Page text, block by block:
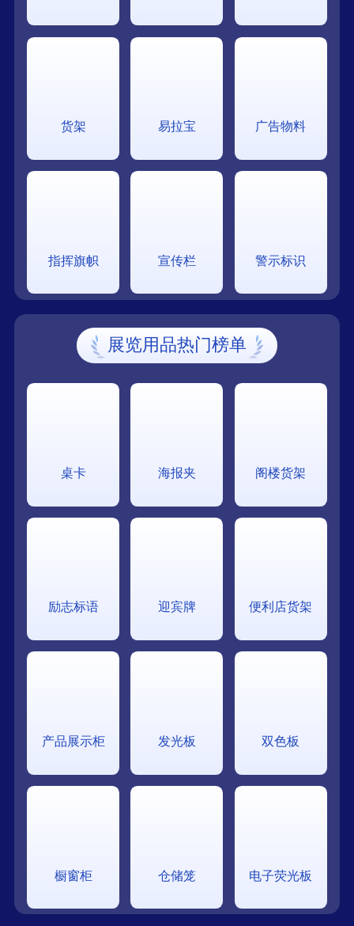
货架 易拉宝 广告物料
指挥旗帜 宣传栏 警示标识
展览用品热门榜单
桌卡 海报夹 阁楼货架
励志标语 迎宾牌 便利店货架
产品展示柜 发光板 双色板
橱窗柜 仓储笼 电子荧光板